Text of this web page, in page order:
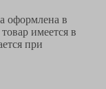
оформлена в
имеется в
при